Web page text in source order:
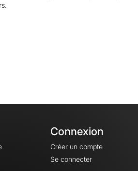
Connexion
Créer un compte
Se connecter